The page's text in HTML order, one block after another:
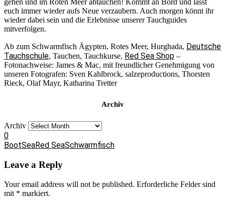
gehen und im Roten Meer abtauchen! Kommt an Bord und lasst
euch immer wieder aufs Neue verzaubern. Auch morgen könnt ihr
wieder dabei sein und die Erlebnisse unserer Tauchguides
mitverfolgen.
Ab zum Schwarmfisch Ägypten, Rotes Meer, Hurghada, Deutsche
Tauchschule, Tauchen, Tauchkurse, Red Sea Shop –
Fotonachweise: James & Mac, mit freundlicher Genehmigung von
unseren Fotografen: Sven Kahlbrock, salzeproductions, Thorsten
Rieck, Olaf Mayr, Katharina Tretter
Archiv
Archiv
0
BootSeaRed SeaSchwarmfisch
Leave a Reply
Your email address will not be published. Erforderliche Felder sind
mit * markiert.